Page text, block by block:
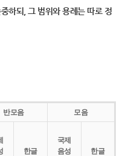
하되, 그 범위와 용례는 따로 정
반모음 모음
한글
국제
음성
한글